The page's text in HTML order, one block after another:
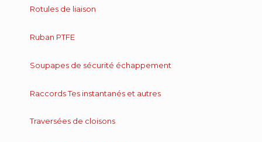
Rotules de liaison
Ruban PTFE
Soupapes de sécurité échappement
Raccords Tes instantanés et autres
Traversées de cloisons